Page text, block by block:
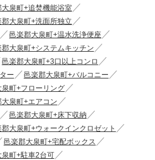
大泉町+追焚機能浴室
郡大泉町+洗面所独立
邑楽郡大泉町+温水洗浄便座
郡大泉町+システムキッチン
邑楽郡大泉町+3口以上コンロ
ー
邑楽郡大泉町+バルコニー
町+フローリング
大泉町+エアコン
邑楽郡大泉町+床下収納
郡大泉町+ウォークインクロゼット
邑楽郡大泉町+宅配ボックス
泉町+駐車2台可